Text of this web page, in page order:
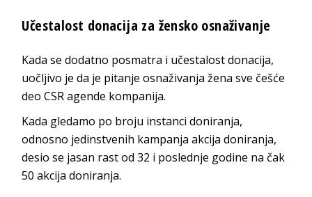
Učestalost donacija za žensko osnaživanje
Kada se dodatno posmatra i učestalost donacija,
uočljivo je da je pitanje osnaživanja žena sve češće
deo CSR agende kompanija.
Kada gledamo po broju instanci doniranja,
odnosno jedinstvenih kampanja akcija doniranja,
desio se jasan rast od 32 i poslednje godine na čak
50 akcija doniranja.